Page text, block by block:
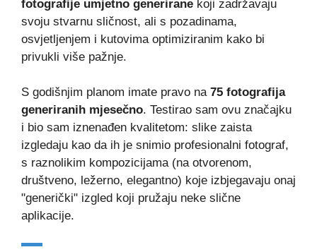
fotografije umjetno generirane koji zadržavaju
svoju stvarnu sličnost, ali s pozadinama,
osvjetljenjem i kutovima optimiziranim kako bi
privukli više pažnje.
S godišnjim planom imate pravo na 75 fotografija
generiranih mjesečno. Testirao sam ovu značajku
i bio sam iznenađen kvalitetom: slike zaista
izgledaju kao da ih je snimio profesionalni fotograf,
s raznolikim kompozicijama (na otvorenom,
društveno, ležerno, elegantno) koje izbjegavaju onaj
"generički" izgled koji pružaju neke slične
aplikacije.